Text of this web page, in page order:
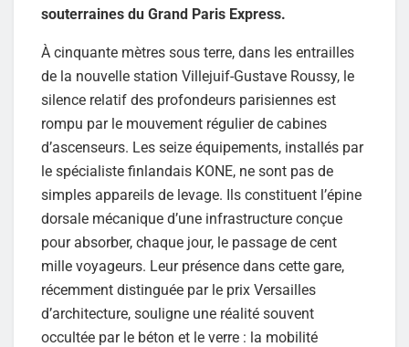
souterraines du Grand Paris Express.
À cinquante mètres sous terre, dans les entrailles
de la nouvelle station Villejuif-Gustave Roussy, le
silence relatif des profondeurs parisiennes est
rompu par le mouvement régulier de cabines
d’ascenseurs. Les seize équipements, installés par
le spécialiste finlandais KONE, ne sont pas de
simples appareils de levage. Ils constituent l’épine
dorsale mécanique d’une infrastructure conçue
pour absorber, chaque jour, le passage de cent
mille voyageurs. Leur présence dans cette gare,
récemment distinguée par le prix Versailles
d’architecture, souligne une réalité souvent
occultée par le béton et le verre : la mobilité